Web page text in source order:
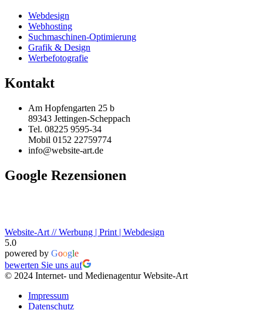
Webdesign
Webhosting
Suchmaschinen-Optimierung
Grafik & Design
Werbefotografie
Kontakt
Am Hopfengarten 25 b
89343 Jettingen-Scheppach
Tel. 08225 9595-34
Mobil 0152 22759774
info@website-art.de
Google Rezensionen
Website-Art // Werbung | Print | Webdesign
5.0
powered by Google
bewerten Sie uns auf
© 2024 Internet- und Medienagentur Website-Art
Impressum
Datenschutz